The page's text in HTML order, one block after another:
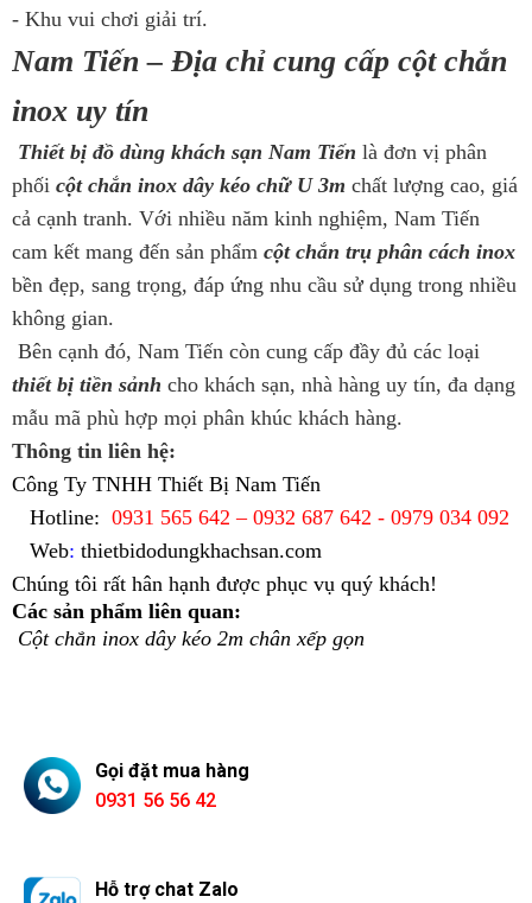
- Khu vui chơi giải trí.
Nam Tiến – Địa chỉ cung cấp cột chắn
inox uy tín
Thiết bị đồ dùng khách sạn Nam Tiến là đơn vị phân
phối cột chắn inox dây kéo chữ U 3m chất lượng cao, giá
cả cạnh tranh. Với nhiều năm kinh nghiệm, Nam Tiến
cam kết mang đến sản phẩm cột chắn trụ phân cách inox
bền đẹp, sang trọng, đáp ứng nhu cầu sử dụng trong nhiều
không gian.
Bên cạnh đó, Nam Tiến còn cung cấp đầy đủ các loại
thiết bị tiền sảnh cho khách sạn, nhà hàng uy tín, đa dạng
mẫu mã phù hợp mọi phân khúc khách hàng.
Thông tin liên hệ:
Công Ty TNHH Thiết Bị Nam Tiến
Hotline: 0931 565 642 – 0932 687 642 - 0979 034 092
Web: thietbidodungkhachsan.com
Chúng tôi rất hân hạnh được phục vụ quý khách!
Các sản phẩm liên quan:
Cột chắn inox dây kéo 2m chân xếp gọn
Gọi đặt mua hàng
0931 56 56 42
Hỗ trợ chat Zalo